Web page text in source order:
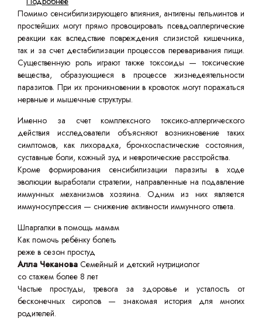
Помимо сенсибилизирующего влияния, антигены гельминтов и
простейших могут прямо провоцировать псевдоаллергические
реакции как вследствие повреждения слизистой кишечника,
так и за счет дестабилизации процессов переваривания пищи.
Существенную роль играют также токсоиды — токсические
вещества, образующиеся в процессе жизнедеятельности
паразитов. При их проникновении в кровоток могут поражаться
нервные и мышечные структуры.
Именно за счет комплексного токсико-аллергического
действия исследователи объясняют возникновение таких
симптомов, как лихорадка, бронхоспастические состояния,
суставные боли, кожный зуд и невротические расстройства.
Кроме формирования сенсибилизации паразиты в ходе
эволюции выработали стратегии, направленные на подавление
иммунных механизмов хозяина. Одним из них является
иммуносупрессия — снижение активности иммунного ответа.
Шпаргалки в помощь мамам
Как помочь ребёнку болеть
реже в сезон простуд
Алла Чеканова Семейный и детский нутрициолог
со стажем более 8 лет
Частые простуды, тревога за здоровье и усталость от
бесконечных сиропов — знакомая история для многих
родителей.